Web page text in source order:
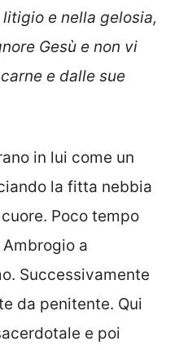
e nella gelosia,
Gesù e non vi
e dalle sue
in lui come un
la fitta nebbia
Poco tempo
a
Successivamente
da penitente. Qui
e poi